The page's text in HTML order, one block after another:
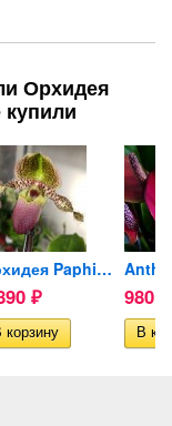
Орхидея
Орхидея Paphiopedilum...
₽ 980